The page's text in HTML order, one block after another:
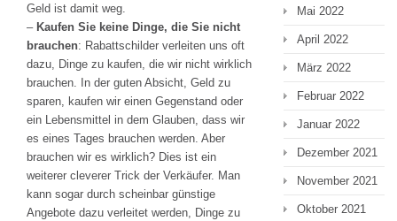
Geld ist damit weg.
– Kaufen Sie keine Dinge, die Sie nicht
brauchen: Rabattschilder verleiten uns oft
dazu, Dinge zu kaufen, die wir nicht wirklich
brauchen. In der guten Absicht, Geld zu
sparen, kaufen wir einen Gegenstand oder
ein Lebensmittel in dem Glauben, dass wir
es eines Tages brauchen werden. Aber
brauchen wir es wirklich? Dies ist ein
weiterer cleverer Trick der Verkäufer. Man
kann sogar durch scheinbar günstige
Angebote dazu verleitet werden, Dinge zu
Mai 2022
April 2022
März 2022
Februar 2022
Januar 2022
Dezember 2021
November 2021
Oktober 2021